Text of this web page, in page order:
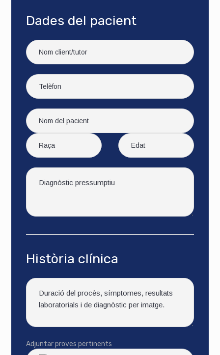
Dades del pacient
Història clínica
Adjuntar proves pertinents